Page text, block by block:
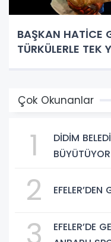
BAŞKAN HATİCE
TÜRKÜLERLE TEK
Çok Okunanlar
1
DİDİM
BÜYÜTÜYOR
2
EFELER’DE